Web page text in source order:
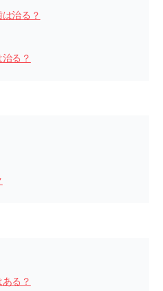
治る？
る？
る？